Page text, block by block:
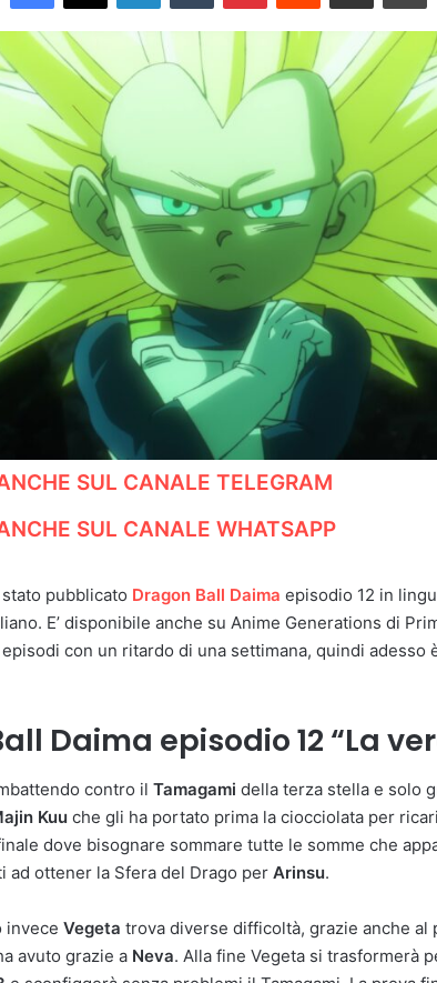
SUL CANALE TELEGRAM
SUL CANALE WHATSAPP
pubblicato Dragon Ball Daima episodio 12 in
E’ disponibile anche su Anime Generations di
con un ritardo di una settimana, quindi adesso
Daima episodio 12 “La
contro il Tamagami della terza stella e solo
Kuu che gli ha portato prima la ciocciolata per
dove bisognare sommare tutte le somme che
ad ottener la Sfera del Drago per Arinsu.
invece Vegeta trova diverse difficoltà, grazie anche al
avuto grazie a Neva. Alla fine Vegeta si trasformerà